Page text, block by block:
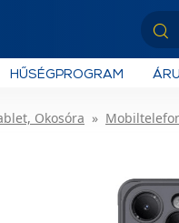
HŰSÉGPROGRAM
Okosóra